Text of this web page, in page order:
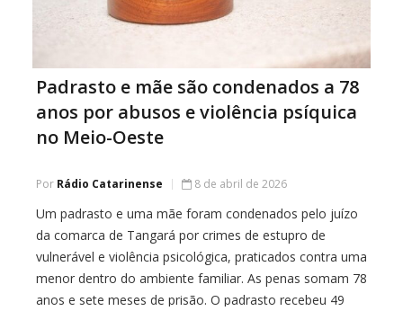
Padrasto e mãe são condenados a 78
anos por abusos e violência psíquica
no Meio-Oeste
Por Rádio Catarinense 8 de abril de 2026
Um padrasto e uma mãe foram condenados pelo juízo
da comarca de Tangará por crimes de estupro de
vulnerável e violência psicológica, praticados contra uma
menor dentro do ambiente familiar. As penas somam 78
anos e sete meses de prisão. O padrasto recebeu 49